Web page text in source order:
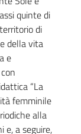
quinte di
di
della vita
e
“La
femminile
alla
e, a seguire,